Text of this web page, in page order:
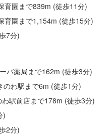
育園まで839m (徒歩11分)
育園まで1,154m (徒歩15分)
7分)
バ薬局まで162m (徒歩3分)
のわ駅まで6m (徒歩1分)
駅前店まで178m (徒歩3分)
)
2分)